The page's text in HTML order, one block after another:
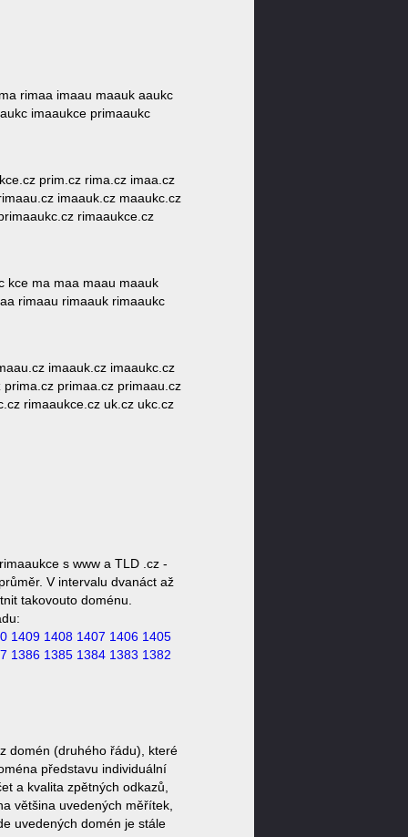
rimaa imaau maauk aaukc
imaaukce primaaukc
prim.cz rima.cz imaa.cz
imaauk.cz maaukc.cz
rimaaukce.cz
kce ma maa maau maauk
rimaau rimaauk rimaaukc
imaauk.cz imaaukc.cz
primaa.cz primaau.cz
rimaaukce.cz uk.cz ukc.cz
s www a TLD .cz -
V intervalu dvanáct až
takovouto doménu.
1409 1408 1407 1406 1405
1386 1385 1384 1383 1382
domén (druhého řádu), které
představu individuální
a kvalita zpětných odkazů,
většina uvedených měřítek,
uvedených domén je stále